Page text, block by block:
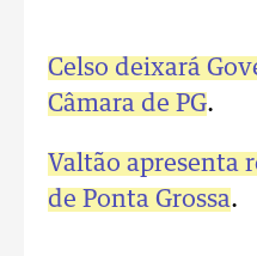
Celso deixará
Câmara de PG.
Valtão apresenta
de Ponta Grossa.